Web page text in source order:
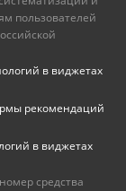
пользователей
в виджетах
рекомендаций
в виджетах
средства